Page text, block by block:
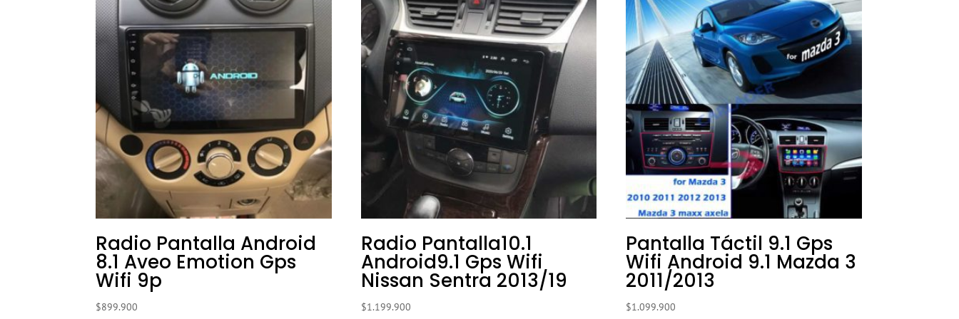
Radio Pantalla Android
8.1 Aveo Emotion Gps
Wifi 9p
$899.900
Radio Pantalla10.1
Android9.1 Gps Wifi
Nissan Sentra 2013/19
$1.199.900
Pantalla Táctil 9.1 Gps
Wifi Android 9.1 Mazda 3
2011/2013
$1.099.900